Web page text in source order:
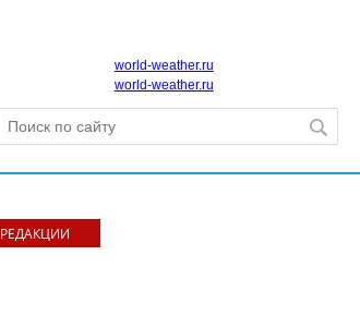
world-weather.ru
world-weather.ru